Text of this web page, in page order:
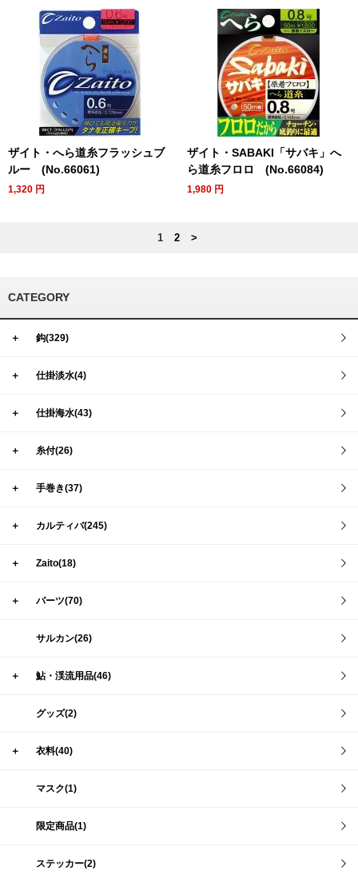
ザイト・へら道糸フラッシュブ
ルー (No.66061)
1,320 円
ザイト・SABAKI「サバキ」へ
ら道糸フロロ (No.66084)
1,980 円
1 2 >
CATEGORY
＋ 鈎(329)
＋ 仕掛淡水(4)
＋ 仕掛海水(43)
＋ 糸付(26)
＋ 手巻き(37)
＋ カルティバ(245)
＋ Zaito(18)
＋ パーツ(70)
サルカン(26)
＋ 鮎・渓流用品(46)
グッズ(2)
＋ 衣料(40)
マスク(1)
限定商品(1)
ステッカー(2)